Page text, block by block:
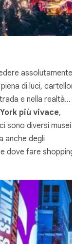
assolutamente
di luci,
e nella realtà…
più vivace,
sono diversi musei
anche degli
dove fare shopping